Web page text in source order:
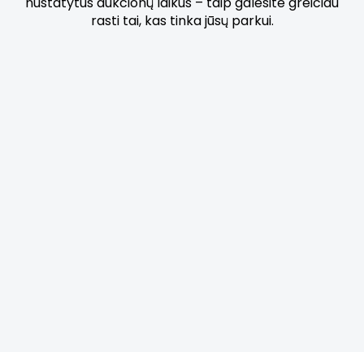
rasti tai, kas tinka jūsų parkui.